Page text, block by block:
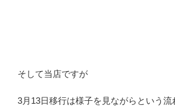
そして当店ですが
3月13日移行は様子を見ながらという